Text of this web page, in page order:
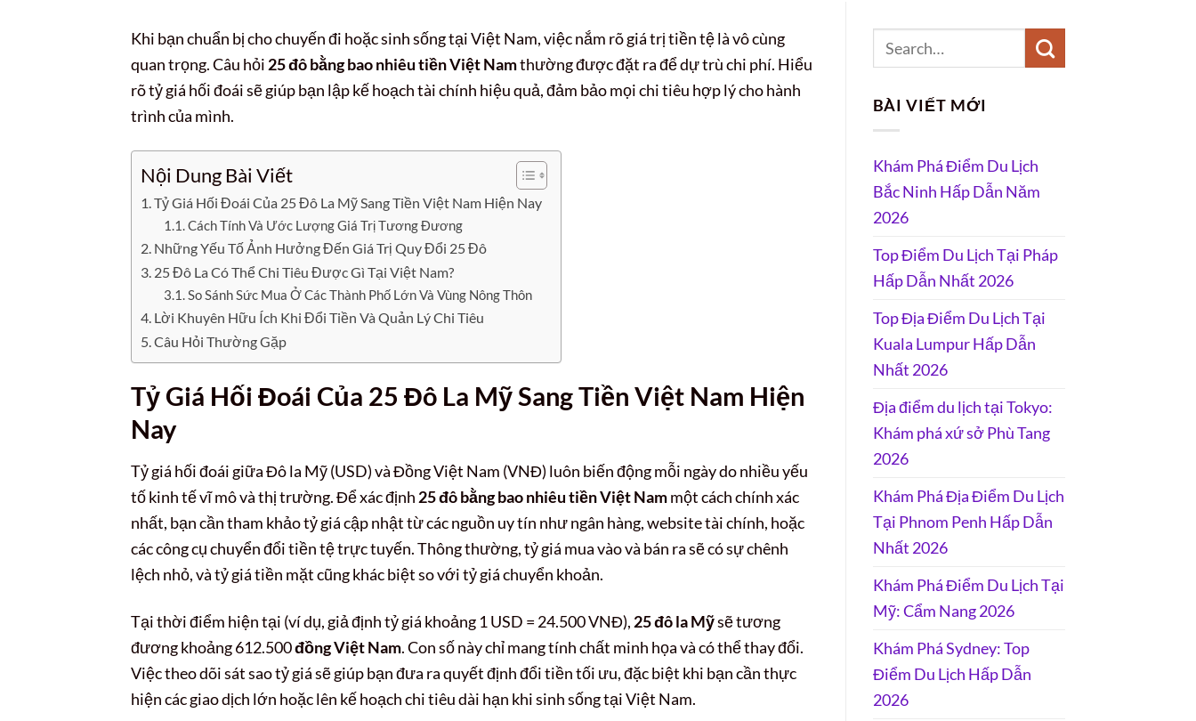
Khi bạn chuẩn bị cho chuyến đi hoặc sinh sống tại Việt Nam, việc nắm rõ giá trị tiền tệ là vô cùng
quan trọng. Câu hỏi 25 đô bằng bao nhiêu tiền Việt Namthường được đặt ra để dự trù chi phí. Hiểu
rõ tỷ giá hối đoái sẽ giúp bạn lập kế hoạch tài chính hiệu quả, đảm bảo mọi chi tiêu hợp lý cho hành
trình của mình.
Nội Dung Bài Viết
Tỷ Giá Hối Đoái Của 25 Đô La Mỹ Sang Tiền Việt Nam Hiện Nay
Cách Tính Và Ước Lượng Giá Trị Tương Đương
Những Yếu Tố Ảnh Hưởng Đến Giá Trị Quy Đổi 25 Đô
25 Đô La Có Thể Chi Tiêu Được Gì Tại Việt Nam?
So Sánh Sức Mua Ở Các Thành Phố Lớn Và Vùng Nông Thôn
Lời Khuyên Hữu Ích Khi Đổi Tiền Và Quản Lý Chi Tiêu
Câu Hỏi Thường Gặp
Tỷ Giá Hối Đoái Của 25 Đô La Mỹ Sang Tiền Việt Nam Hiện
Nay
Tỷ giá hối đoái giữa Đô la Mỹ (USD) và Đồng Việt Nam (VNĐ) luôn biến động mỗi ngày do nhiều yếu
tố kinh tế vĩ mô và thị trường. Để xác định 25 đô bằng bao nhiêu tiền Việt Nammột cách chính xác
nhất, bạn cần tham khảo tỷ giá cập nhật từ các nguồn uy tín như ngân hàng, website tài chính, hoặc
các công cụ chuyển đổi tiền tệ trực tuyến. Thông thường, tỷ giá mua vào và bán ra sẽ có sự chênh
lệch nhỏ, và tỷ giá tiền mặt cũng khác biệt so với tỷ giá chuyển khoản.
Tại thời điểm hiện tại (ví dụ, giả định tỷ giá khoảng 1 USD = 24.500 VNĐ), 25 đô la Mỹsẽ tương
đương khoảng 612.500đồng Việt Nam. Con số này chỉ mang tính chất minh họa và có thể thay đổi.
Việc theo dõi sát sao tỷ giá sẽ giúp bạn đưa ra quyết định đổi tiền tối ưu, đặc biệt khi bạn cần thực
hiện các giao dịch lớn hoặc lên kế hoạch chi tiêu dài hạn khi sinh sống tại Việt Nam.
BÀI VIẾT MỚI
Khám Phá Điểm Du Lịch
Bắc Ninh Hấp Dẫn Năm
2026
Top Điểm Du Lịch Tại Pháp
Hấp Dẫn Nhất 2026
Top Địa Điểm Du Lịch Tại
Kuala Lumpur Hấp Dẫn
Nhất 2026
Địa điểm du lịch tại Tokyo:
Khám phá xứ sở Phù Tang
2026
Khám Phá Địa Điểm Du Lịch
Tại Phnom Penh Hấp Dẫn
Nhất 2026
Khám Phá Điểm Du Lịch Tại
Mỹ: Cẩm Nang 2026
Khám Phá Sydney: Top
Điểm Du Lịch Hấp Dẫn
2026